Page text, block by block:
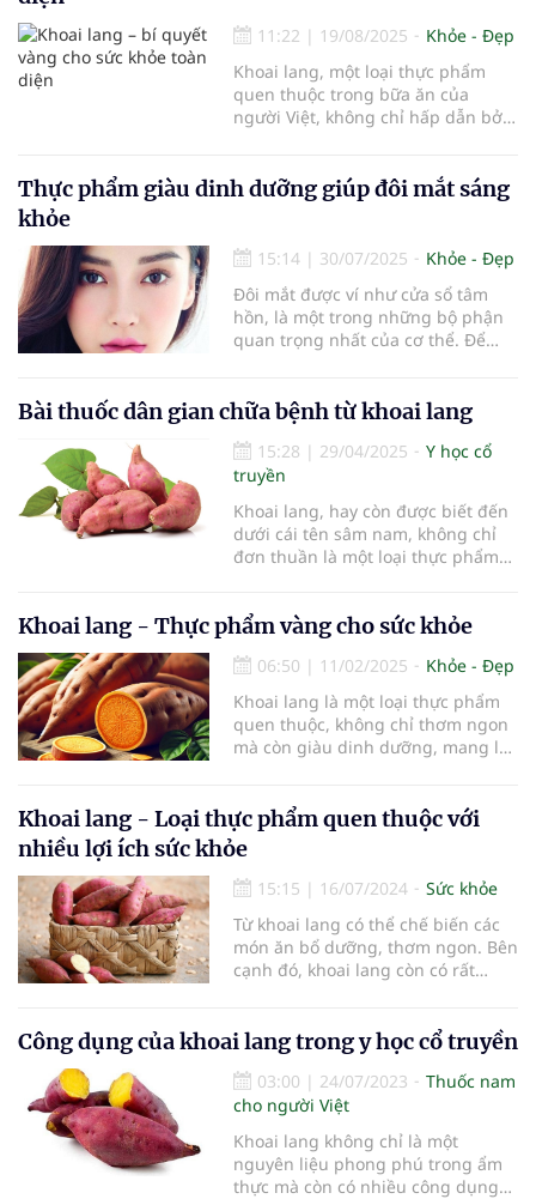
hỗ trợ sức khỏe và phòng ngừa
nhiều bệnh lý nguy hiểm.
11:22 | 19/08/2025
Khỏe - Đẹp
Khoai lang, một loại thực phẩm
quen thuộc trong bữa ăn của
người Việt, không chỉ hấp dẫn bởi
đáng kinh ngạc.
Thực phẩm giàu dinh dưỡng giúp đôi mắt sáng
khỏe
15:14 | 30/07/2025
Khỏe - Đẹp
Đôi mắt được ví như cửa sổ tâm
hồn, là một trong những bộ phận
quan trọng nhất của cơ thể. Để
làm việc hợp lý, việc bổ sung các
thực phẩm giàu dinh dưỡng hàng
ngày là điều cần thiết. Dưới đây là
những loại thực phẩm được các
chuyên gia khuyên dùng để giúp
đôi mắt sáng khỏe.
Bài thuốc dân gian chữa bệnh từ khoai lang
15:28 | 29/04/2025
Y học cổ
truyền
Khoai lang, hay còn được biết đến
dưới cái tên sâm nam, không chỉ
đơn thuần là một loại thực phẩm
cứu Đông y, cả củ lẫn lá khoai đều
không độc hại. Khoai lang đóng vai
trò quan trọng trong chế độ dinh
dưỡng hàng ngày. Loại củ này có
thể được chế biến thành nhiều
món ăn ngon miệng và bổ dưỡng.
khoai lang còn được sử dụng như
một liệu pháp thiên nhiên để điều
trị nhiều vấn đề sức khỏe, bao gồm
táo bón, tiểu đường, loãng xương
và kiểm soát cholesterol trong cơ
thể.
Khoai lang - Thực phẩm vàng cho sức khỏe
06:50 | 11/02/2025
Khỏe - Đẹp
Khoai lang là một loại thực phẩm
quen thuộc, không chỉ thơm ngon
mà còn giàu dinh dưỡng, mang lại
Khoai lang - Loại thực phẩm quen thuộc với
nhiều lợi ích sức khỏe
15:15 | 16/07/2024
Sức khỏe
Từ khoai lang có thể chế biến các
món ăn bổ dưỡng, thơm ngon. Bên
cạnh đó, khoai lang còn có rất
Công dụng của khoai lang trong y học cổ truyền
03:00 | 24/07/2023
Thuốc nam
cho người Việt
Khoai lang không chỉ là một
nguyên liệu phong phú trong ẩm
thực mà còn có nhiều công dụng